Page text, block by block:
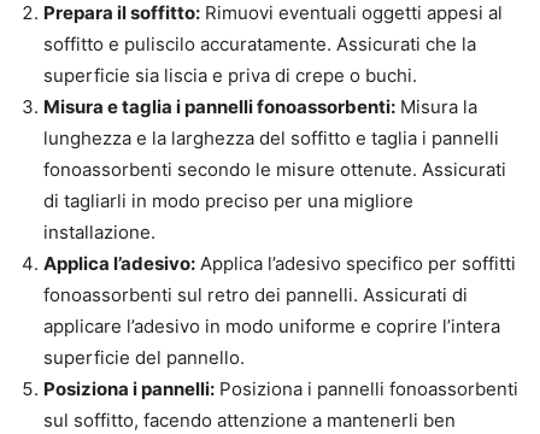
Prepara il soffitto: Rimuovi eventuali oggetti appesi al
soffitto e puliscilo accuratamente. Assicurati che la
superficie sia liscia e priva di crepe o buchi.
Misura e taglia i pannelli fonoassorbenti: Misura la
lunghezza e la larghezza del soffitto e taglia i pannelli
fonoassorbenti secondo le misure ottenute. Assicurati
di tagliarli in modo preciso per una migliore
installazione.
Applica l’adesivo: Applica l’adesivo specifico per soffitti
fonoassorbenti sul retro dei pannelli. Assicurati di
applicare l’adesivo in modo uniforme e coprire l’intera
superficie del pannello.
Posiziona i pannelli: Posiziona i pannelli fonoassorbenti
sul soffitto, facendo attenzione a mantenerli ben